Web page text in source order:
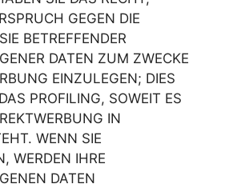
GEGEN DIE
BETREFFENDER
DATEN ZUM ZWECKE
EINZULEGEN; DIES
PROFILING, SOWEIT ES
IN
WENN SIE
WERDEN IHRE
DATEN